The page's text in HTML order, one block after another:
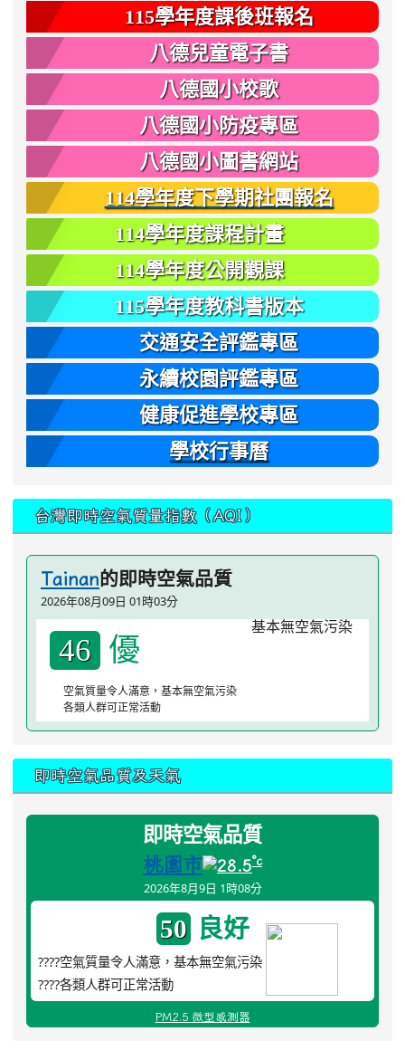
115學年度課後班報名
八德兒童電子書
八德國小校歌
八德國小防疫專區
八德國小圖書網站
114學年度下學期社團報名
114學年度課程計畫
114學年度公開觀課
115學年度教科書版本
交通安全評鑑專區
永續校園評鑑專區
健康促進學校專區
學校行事曆
台灣即時空氣質量指數（AQI）
Tainan的即時空氣品質
2026年08月09日 01時03分
46 優
空氣質量令人滿意，基本無空氣污染
各類人群可正常活動
即時空氣品質及天氣
即時空氣品質
桃園市 28.5°c
2026年8月9日 1時08分
50 良好
????空氣質量令人滿意，基本無空氣污染
????各類人群可正常活動
PM2.5 微型感測器